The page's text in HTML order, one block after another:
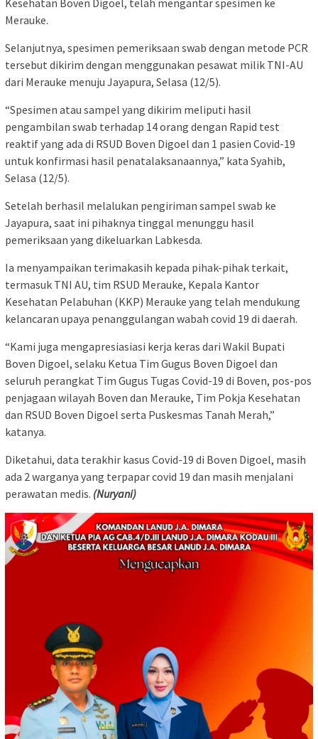
Merauke.
Selanjutnya, spesimen pemeriksaan swab dengan metode PCR
tersebut dikirim dengan menggunakan pesawat milik TNI-AU
dari Merauke menuju Jayapura, Selasa (12/5).
“Spesimen atau sampel yang dikirim meliputi hasil
pengambilan swab terhadap 14 orang dengan Rapid test
reaktif yang ada di RSUD Boven Digoel dan 1 pasien Covid-19
untuk konfirmasi hasil penatalaksanaannya,” kata Syahib,
Selasa (12/5).
Setelah berhasil melalukan pengiriman sampel swab ke
Jayapura, saat ini pihaknya tinggal menunggu hasil
pemeriksaan yang dikeluarkan Labkesda.
Ia menyampaikan terimakasih kepada pihak-pihak terkait,
termasuk TNI AU, tim RSUD Merauke, Kepala Kantor
Kesehatan Pelabuhan (KKP) Merauke yang telah mendukung
kelancaran upaya penanggulangan wabah covid 19 di daerah.
“Kami juga mengapresiasiasi kerja keras dari Wakil Bupati
Boven Digoel, selaku Ketua Tim Gugus Boven Digoel dan
seluruh perangkat Tim Gugus Tugas Covid-19 di Boven, pos-pos
penjagaan wilayah Boven dan Merauke, Tim Pokja Kesehatan
dan RSUD Boven Digoel serta Puskesmas Tanah Merah,”
katanya.
Diketahui, data terakhir kasus Covid-19 di Boven Digoel, masih
ada 2 warganya yang terpapar covid 19 dan masih menjalani
perawatan medis. (Nuryani)